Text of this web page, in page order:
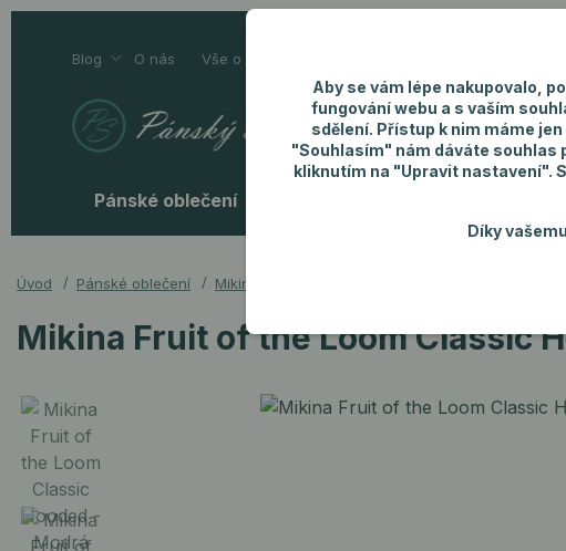
Blog O nás Vše o nákupu
Pánské oblečení
Úvod Pánské oblečení Mikiny
Mikina Fruit of the Loom Classic
Aby se vám lépe nakupovalo,
fungování webu a s vaším
sdělení. Přístup k nim máme
"Souhlasím" nám dáváte souhlas
kliknutím na "Upravit nastavení".
Díky